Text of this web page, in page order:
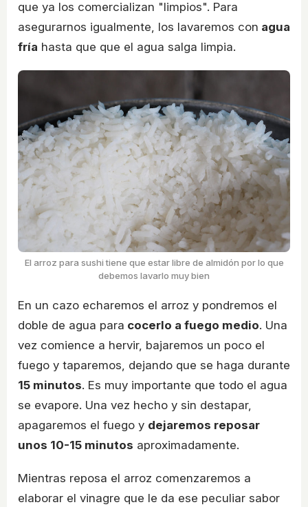
que ya los comercializan "limpios". Para
asegurarnos igualmente, los lavaremos con agua
fría hasta que que el agua salga limpia.
El arroz para sushi tiene que estar libre de almidón por lo que
debemos lavarlo muy bien
En un cazo echaremos el arroz y pondremos el
doble de agua para cocerlo a fuego medio. Una
vez comience a hervir, bajaremos un poco el
fuego y taparemos, dejando que se haga durante
15 minutos. Es muy importante que todo el agua
se evapore. Una vez hecho y sin destapar,
apagaremos el fuego y dejaremos reposar
unos 10-15 minutos aproximadamente.
Mientras reposa el arroz comenzaremos a
elaborar el vinagre que le da ese peculiar sabor